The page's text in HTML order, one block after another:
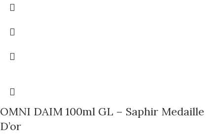
OMNI DAIM 100ml GL – Saphir Medaille
D’or